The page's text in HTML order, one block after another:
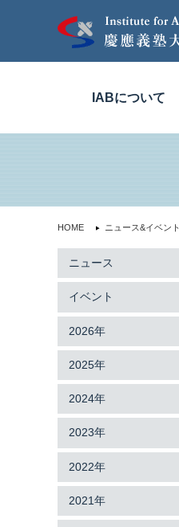
IABについて
HOME ニュース&イベント
ニュース
イベント
2026年
2025年
2024年
2023年
2022年
2021年